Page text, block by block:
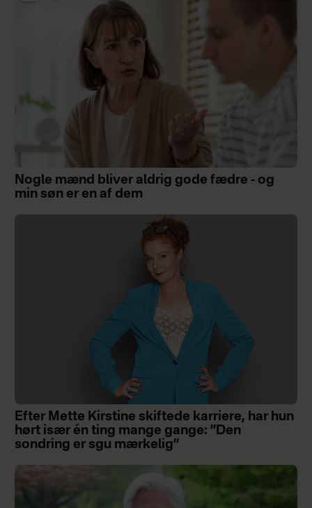
Nogle mænd bliver aldrig gode fædre - og
min søn er en af dem
Efter Mette Kirstine skiftede karriere, har hun
hørt især én ting mange gange: ”Den
sondring er sgu mærkelig”